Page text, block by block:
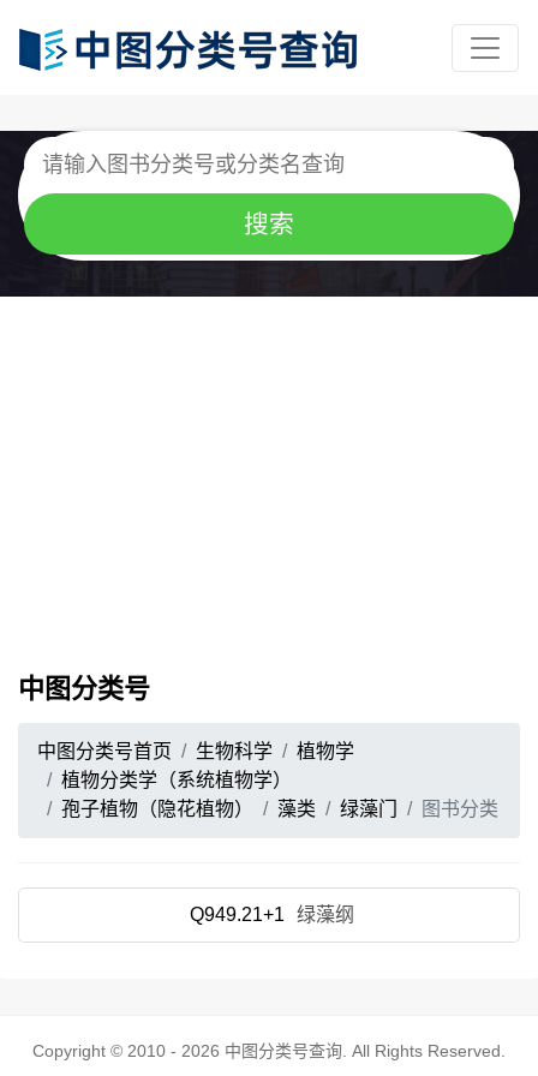
中图分类号
中图分类号首页 生物科学
植物学
植物分类学（系统植物学）
孢子植物（隐花植物）
藻类 绿藻门 图书分类
Q949.21+1 绿藻纲
Copyright © 2010 - 2026 中图分类号查询 . All Rights Reserved.